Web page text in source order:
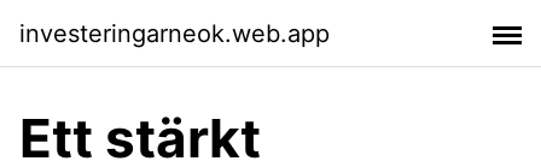
investeringarneok.web.app
Ett stärkt